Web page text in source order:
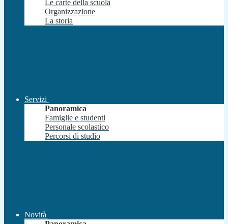
Le carte della scuola
Organizzazione
La storia
Servizi
Panoramica
Famiglie e studenti
Personale scolastico
Percorsi di studio
Novità